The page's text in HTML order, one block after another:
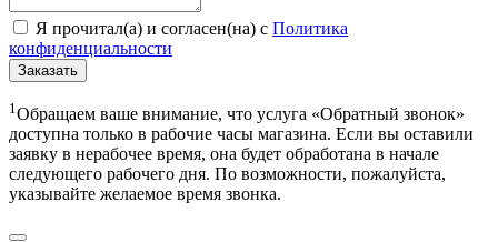
Я прочитал(а) и согласен(на) с Политика
конфиденциальности
Заказать
1Обращаем ваше внимание, что услуга «Обратный звонок»
доступна только в рабочие часы магазина. Если вы оставили
заявку в нерабочее время, она будет обработана в начале
следующего рабочего дня. По возможности, пожалуйста,
указывайте желаемое время звонка.